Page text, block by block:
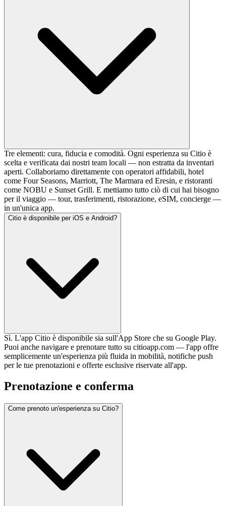
Tre elementi: cura, fiducia e comodità. Ogni esperienza su Citio è
scelta e verificata dai nostri team locali — non estratta da inventari
aperti. Collaboriamo direttamente con operatori affidabili, hotel
come Four Seasons, Marriott, The Marmara ed Eresin, e ristoranti
come NOBU e Sunset Grill. E mettiamo tutto ciò di cui hai bisogno
per il viaggio — tour, trasferimenti, ristorazione, eSIM, concierge —
in un'unica app.
Citio è disponibile per iOS e Android?
Sì. L'app Citio è disponibile sia sull'App Store che su Google Play.
Puoi anche navigare e prenotare tutto su citioapp.com — l'app offre
semplicemente un'esperienza più fluida in mobilità, notifiche push
per le tue prenotazioni e offerte esclusive riservate all'app.
Prenotazione e conferma
Come prenoto un'esperienza su Citio?